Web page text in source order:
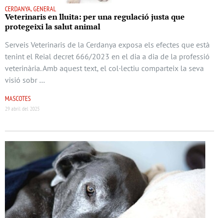
CERDANYA, GENERAL
Veterinaris en lluita: per una regulació justa que
protegeixi la salut animal
Serveis Veterinaris de la Cerdanya exposa els efectes que està
tenint el Reial decret 666/2023 en el dia a dia de la professió
veterinària. Amb aquest text, el col·lectiu comparteix la seva
visió sobr …
MASCOTES
29 abril del 2025